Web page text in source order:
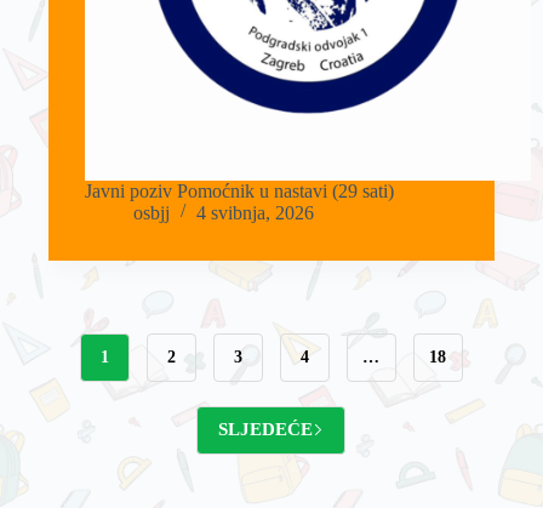
Javni poziv Pomoćnik u nastavi (29 sati)
osbjj
4 svibnja, 2026
1 2 3 4 … 18
SLJEDEĆE